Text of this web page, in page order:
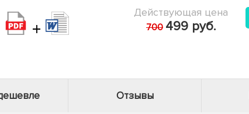
+
Действующая цена
700 499 руб.
Отзывы